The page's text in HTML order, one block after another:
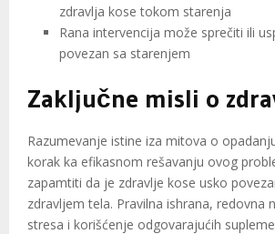
zdravlja kose tokom starenja
Rana intervencija može sprečiti ili
povezan sa starenjem
Zaključne misli o
Razumevanje istine iza mitova o
korak ka efikasnom rešavanju ovog
zapamtiti da je zdravlje kose usko
zdravljem tela. Pravilna ishrana, redovna
stresa i korišćenje odgovarajućih